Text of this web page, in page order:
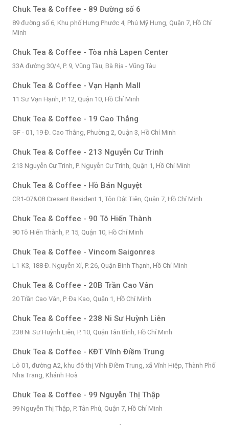
Chuk Tea & Coffee - 89 Đường số 6
89 đường số 6, Khu phố Hưng Phước 4, Phú Mỹ Hưng, Quận 7, Hồ Chí
Minh
Chuk Tea & Coffee - Tòa nhà Lapen Center
33A đường 30/4, P. 9, Vũng Tàu, Bà Rịa - Vũng Tàu
Chuk Tea & Coffee - Vạn Hạnh Mall
11 Sư Vạn Hạnh, P. 12, Quận 10, Hồ Chí Minh
Chuk Tea & Coffee - 19 Cao Thắng
GF - 01, 19 Đ. Cao Thắng, Phường 2, Quận 3, Hồ Chí Minh
Chuk Tea & Coffee - 213 Nguyễn Cư Trinh
213 Nguyễn Cư Trinh, P. Nguyễn Cư Trinh, Quận 1, Hồ Chí Minh
Chuk Tea & Coffee - Hồ Bán Nguyệt
CR1-07&08 Cresent Resident 1, Tôn Dật Tiên, Quận 7, Hồ Chí Minh
Chuk Tea & Coffee - 90 Tô Hiến Thành
90 Tô Hiến Thành, P. 15, Quận 10, Hồ Chí Minh
Chuk Tea & Coffee - Vincom Saigonres
L1-K3, 188 Đ. Nguyễn Xí, P. 26, Quận Bình Thạnh, Hồ Chí Minh
Chuk Tea & Coffee - 20B Trần Cao Vân
20 Trần Cao Vân, P. Đa Kao, Quận 1, Hồ Chí Minh
Chuk Tea & Coffee - 238 Ni Sư Huỳnh Liên
238 Ni Sư Huỳnh Liên, P. 10, Quận Tân Bình, Hồ Chí Minh
Chuk Tea & Coffee - KĐT Vĩnh Điềm Trung
Lô 01, đường A2, khu đô thị Vĩnh Điềm Trung, xã Vĩnh Hiệp, Thành Phố
Nha Trang, Khánh Hoà
Chuk Tea & Coffee - 99 Nguyễn Thị Thập
99 Nguyễn Thị Thập, P. Tân Phú, Quận 7, Hồ Chí Minh